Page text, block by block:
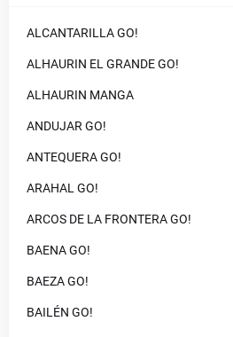
ALCANTARILLA GO!
ALHAURIN EL GRANDE GO!
ALHAURIN MANGA
ANDUJAR GO!
ANTEQUERA GO!
ARAHAL GO!
ARCOS DE LA FRONTERA GO!
BAENA GO!
BAEZA GO!
BAILÉN GO!